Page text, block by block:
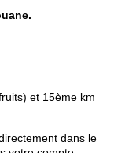
et 15ème km
dans le